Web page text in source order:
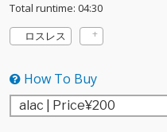
Total runtime: 04:30
ロスレス
How To Buy